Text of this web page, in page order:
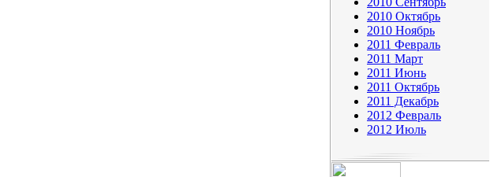
2010 Октябрь
2010 Ноябрь
2011 Февраль
2011 Март
2011 Июнь
2011 Октябрь
2011 Декабрь
2012 Февраль
2012 Июль